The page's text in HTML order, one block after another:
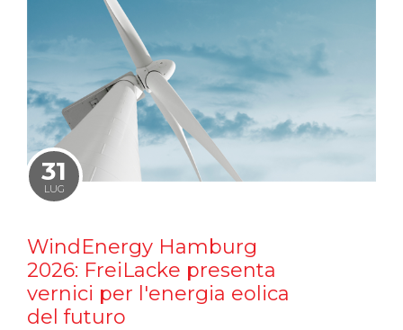
31
LUG
WindEnergy Hamburg
2026: FreiLacke presenta
vernici per l'energia eolica
del futuro